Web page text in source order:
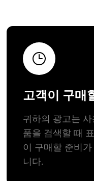
고객이 구매
귀하의 광고는
품을 검색할 때
이 구매할 준비
니다.